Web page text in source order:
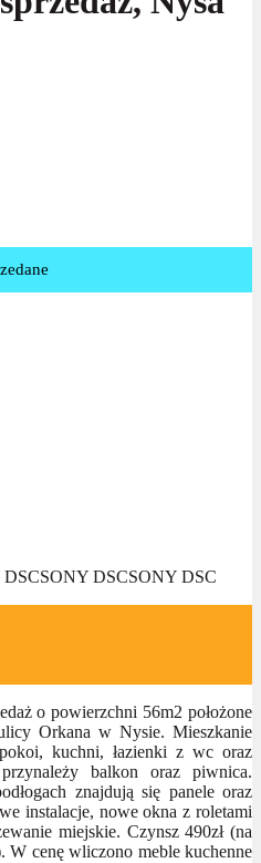
DSCSONY DSCSONY DSC
o powierzchni 56m2 położone
Orkana w Nysie. Mieszkanie
kuchni, łazienki z wc oraz
balkon oraz piwnica.
znajdują się panele oraz
instalacje, nowe okna z roletami
miejskie. Czynsz 490zł (na
W cenę wliczono meble kuchenne